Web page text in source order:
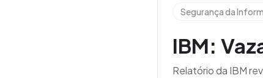
Segurança da
IBM:
Relatório da IBM